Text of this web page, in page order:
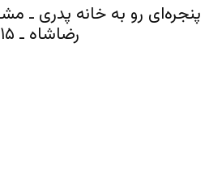
پنجره‌ای رو به خانه پدری ـ
رضاشاه ـ ۱۵ امرداد / ۶ آگوست